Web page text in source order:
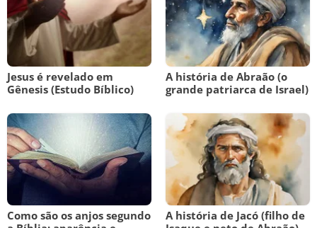
Jesus é revelado em
Gênesis (Estudo Bíblico)
A história de Abraão (o
grande patriarca de Israel)
Como são os anjos segundo
A história de Jacó (filho de